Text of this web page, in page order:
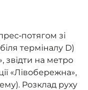
зі
терміналу D)
звідти на метро
«Лівобережна»,
Розклад руху